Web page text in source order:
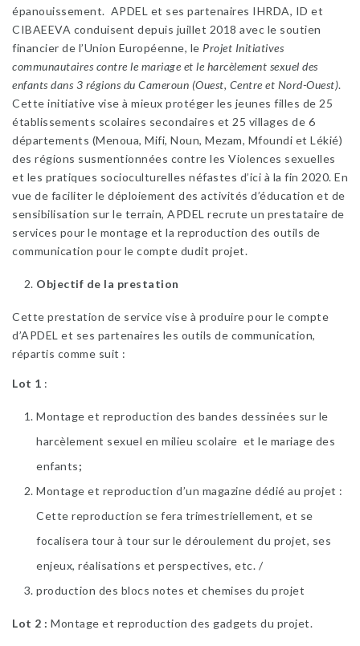
épanouissement. APDEL et ses partenaires IHRDA, ID et
CIBAEEVA conduisent depuis juillet 2018 avec le soutien
financier de l’Union Européenne, le Projet Initiatives
communautaires contre le mariage et le harcèlement sexuel des
enfants dans 3 régions du Cameroun (Ouest, Centre et Nord-Ouest).
Cette initiative vise à mieux protéger les jeunes filles de 25
établissements scolaires secondaires et 25 villages de 6
départements (Menoua, Mifi, Noun, Mezam, Mfoundi et Lékié)
des régions susmentionnées contre les Violences sexuelles
et les pratiques socioculturelles néfastes d’ici à la fin 2020. En
vue de faciliter le déploiement des activités d’éducation et de
sensibilisation sur le terrain, APDEL recrute un prestataire de
services pour le montage et la reproduction des outils de
communication pour le compte dudit projet.
Objectif de la prestation
Cette prestation de service vise à produire pour le compte
d’APDEL et ses partenaires les outils de communication,
répartis comme suit :
Lot 1 :
Montage et reproduction des bandes dessinées sur le
harcèlement sexuel en milieu scolaire et le mariage des
enfants;
Montage et reproduction d’un magazine dédié au projet :
Cette reproduction se fera trimestriellement, et se
focalisera tour à tour sur le déroulement du projet, ses
enjeux, réalisations et perspectives, etc. /
production des blocs notes et chemises du projet
Lot 2 : Montage et reproduction des gadgets du projet.